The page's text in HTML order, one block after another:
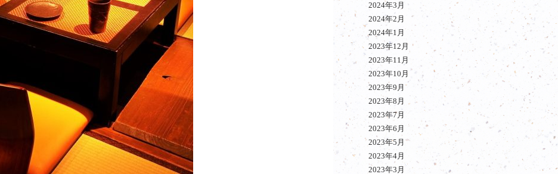
2024年3月
2024年2月
2024年1月
2023年12月
2023年11月
2023年10月
2023年9月
2023年8月
2023年7月
2023年6月
2023年5月
2023年4月
2023年3月